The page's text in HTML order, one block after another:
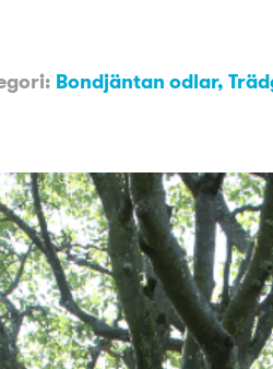
Bondjäntan odlar